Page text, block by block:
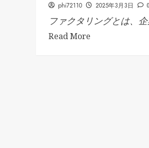
phi72110 2025年3月3日 0
ファクタリングとは、
Read More